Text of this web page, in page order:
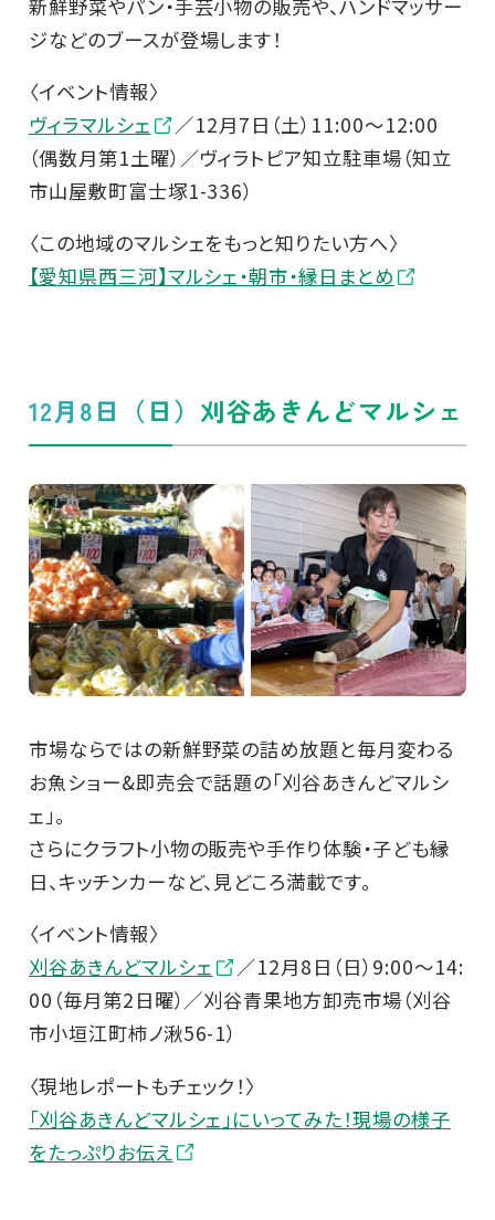
新鮮野菜やパン・手芸小物の販売や、ハンドマッサー
ジなどのブースが登場します！
〈イベント情報〉
ヴィラマルシェ
／12月7日（土）11:00〜12:00
（偶数月第1土曜）／ヴィラトピア知立駐車場（知立
市山屋敷町富士塚1-336）
〈この地域のマルシェをもっと知りたい方へ〉
【愛知県西三河】マルシェ・朝市・縁日まとめ
12月8日（日）刈谷あきんどマルシェ
市場ならではの新鮮野菜の詰め放題と毎月変わる
お魚ショー&即売会で話題の「刈谷あきんどマルシ
ェ」。
さらにクラフト小物の販売や手作り体験・子ども縁
日、キッチンカーなど、見どころ満載です。
〈イベント情報〉
刈谷あきんどマルシェ
／12月8日（日）9:00～14:
00（毎月第2日曜）／刈谷青果地方卸売市場（刈谷
市小垣江町柿ノ湫56-1）
〈現地レポートもチェック！〉
「刈谷あきんどマルシェ」にいってみた！現場の様子
をたっぷりお伝え